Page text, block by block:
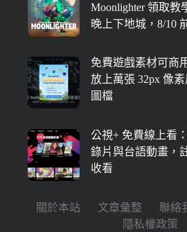
Moonlighter 領取教
晚上下地城，8/10
免費遊戲素材可商
放上萬張 32px 像
圖檔
公視+ 免費線上看
錄片與台語動畫，
收看
關於本站 文章彙整 聯絡
隱私權政策